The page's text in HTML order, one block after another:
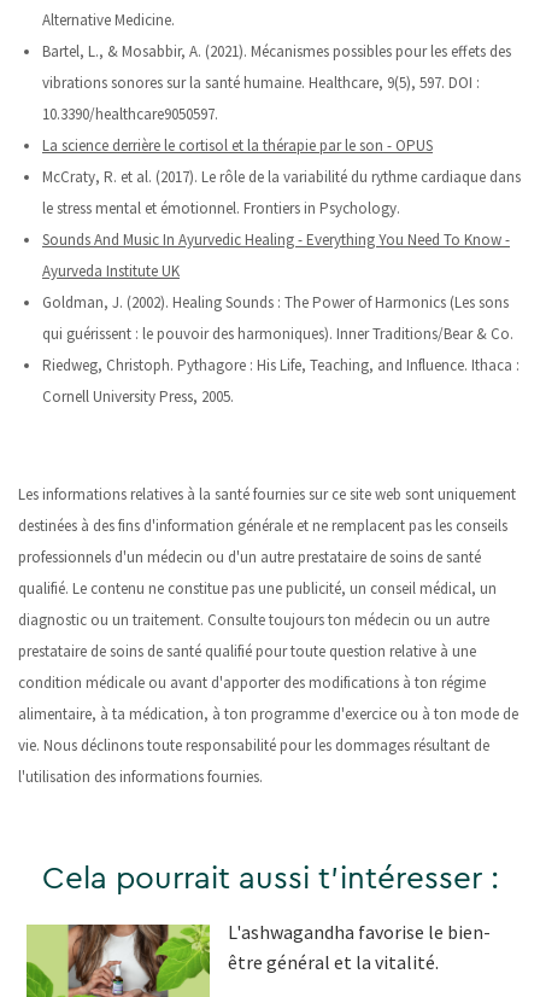
Alternative Medicine.
Bartel, L., & Mosabbir, A. (2021). Mécanismes possibles pour les effets des
vibrations sonores sur la santé humaine. Healthcare, 9(5), 597. DOI :
10.3390/healthcare9050597.
La science derrière le cortisol et la thérapie par le son - OPUS
McCraty, R. et al. (2017). Le rôle de la variabilité du rythme cardiaque dans
le stress mental et émotionnel. Frontiers in Psychology.
Sounds And Music In Ayurvedic Healing - Everything You Need To Know -
Ayurveda Institute UK
Goldman, J. (2002). Healing Sounds : The Power of Harmonics (Les sons
qui guérissent : le pouvoir des harmoniques). Inner Traditions/Bear & Co.
Riedweg, Christoph. Pythagore : His Life, Teaching, and Influence. Ithaca :
Cornell University Press, 2005.
Les informations relatives à la santé fournies sur ce site web sont uniquement
destinées à des fins d'information générale et ne remplacent pas les conseils
professionnels d'un médecin ou d'un autre prestataire de soins de santé
qualifié. Le contenu ne constitue pas une publicité, un conseil médical, un
diagnostic ou un traitement. Consulte toujours ton médecin ou un autre
prestataire de soins de santé qualifié pour toute question relative à une
condition médicale ou avant d'apporter des modifications à ton régime
alimentaire, à ta médication, à ton programme d'exercice ou à ton mode de
vie. Nous déclinons toute responsabilité pour les dommages résultant de
l'utilisation des informations fournies.
Cela pourrait aussi t'intéresser :
L'ashwagandha favorise le bien-
être général et la vitalité.